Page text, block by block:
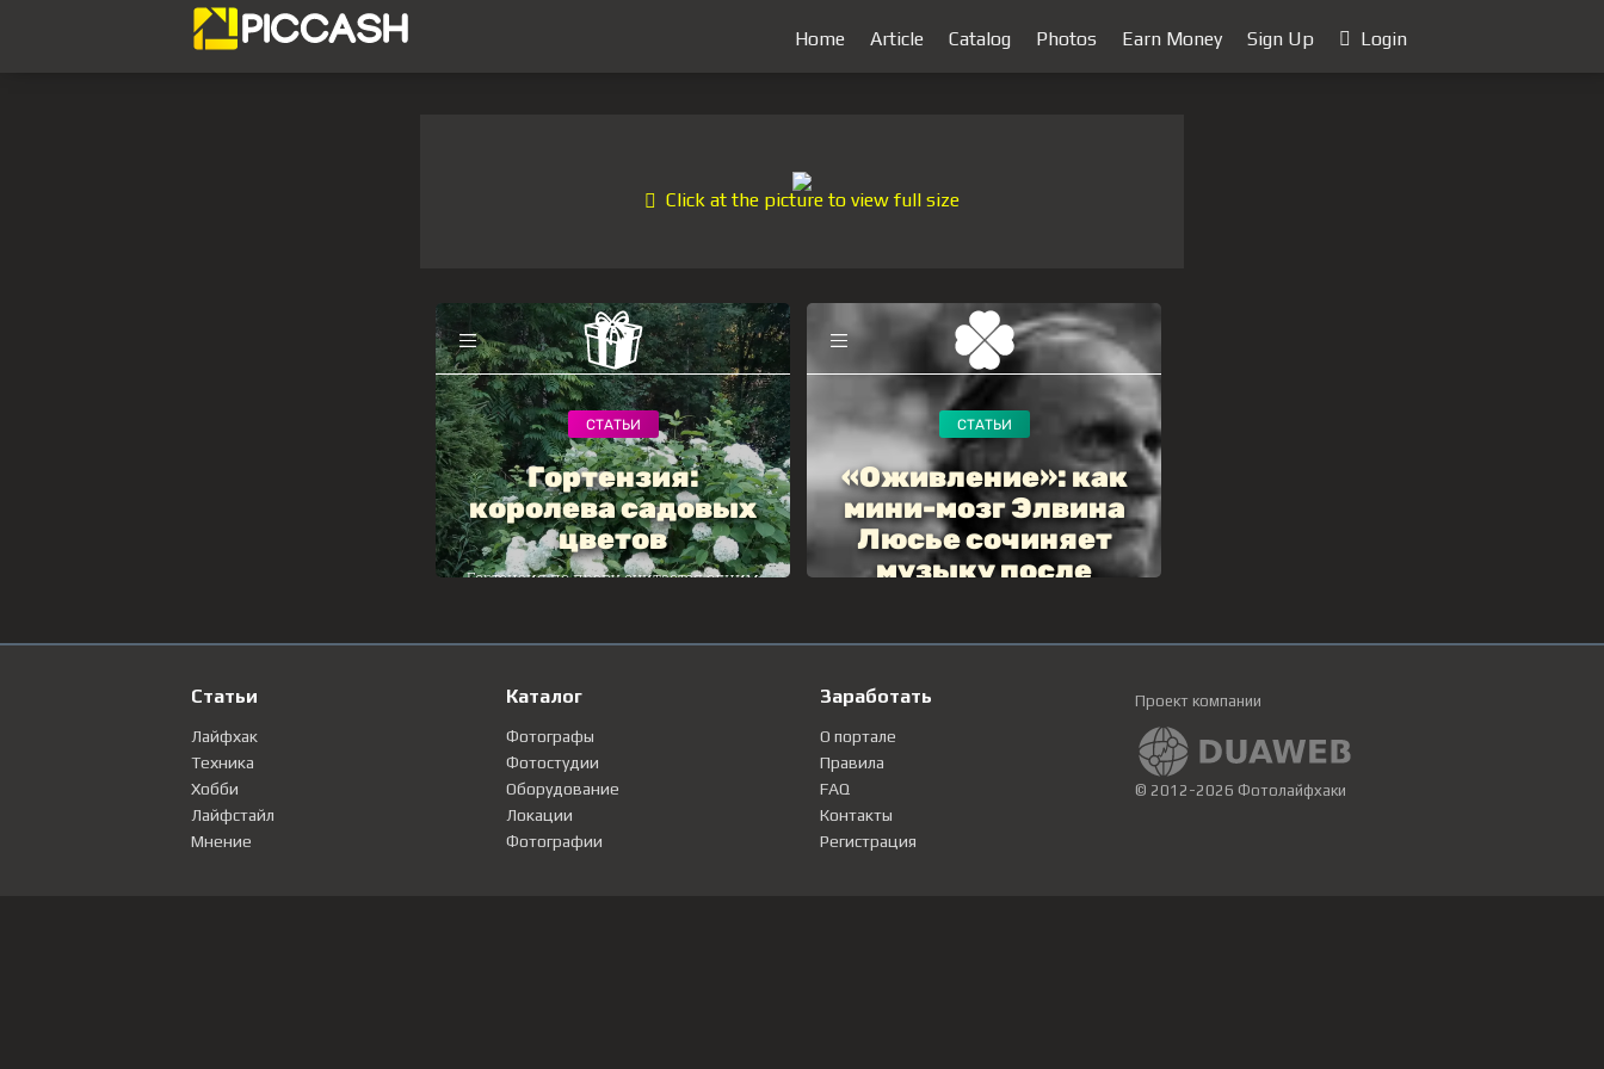
Home Article Catalog Photos Earn Money Sign Up Login
Click at the picture to view full size
Статьи
Лайфхак
Техника
Хобби
Лайфстайл
Мнение
Каталог
Фотографы
Фотостудии
Оборудование
Локации
Фотографии
Заработать
О портале
Правила
FAQ
Контакты
Регистрация
Проект компании
© 2012-2026 Фотолайфхаки